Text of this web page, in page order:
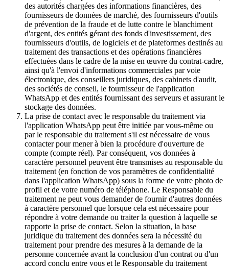
des autorités chargées des informations financières, des
fournisseurs de données de marché, des fournisseurs d'outils
de prévention de la fraude et de lutte contre le blanchiment
d'argent, des entités gérant des fonds d'investissement, des
fournisseurs d'outils, de logiciels et de plateformes destinés au
traitement des transactions et des opérations financières
effectuées dans le cadre de la mise en œuvre du contrat-cadre,
ainsi qu'à l'envoi d'informations commerciales par voie
électronique, des conseillers juridiques, des cabinets d'audit,
des sociétés de conseil, le fournisseur de l'application
WhatsApp et des entités fournissant des serveurs et assurant le
stockage des données.
La prise de contact avec le responsable du traitement via
l'application WhatsApp peut être initiée par vous-même ou
par le responsable du traitement s'il est nécessaire de vous
contacter pour mener à bien la procédure d'ouverture de
compte (compte réel). Par conséquent, vos données à
caractère personnel peuvent être transmises au responsable du
traitement (en fonction de vos paramètres de confidentialité
dans l'application WhatsApp) sous la forme de votre photo de
profil et de votre numéro de téléphone. Le Responsable du
traitement ne peut vous demander de fournir d'autres données
à caractère personnel que lorsque cela est nécessaire pour
répondre à votre demande ou traiter la question à laquelle se
rapporte la prise de contact. Selon la situation, la base
juridique du traitement des données sera la nécessité du
traitement pour prendre des mesures à la demande de la
personne concernée avant la conclusion d'un contrat ou d'un
accord conclu entre vous et le Responsable du traitement